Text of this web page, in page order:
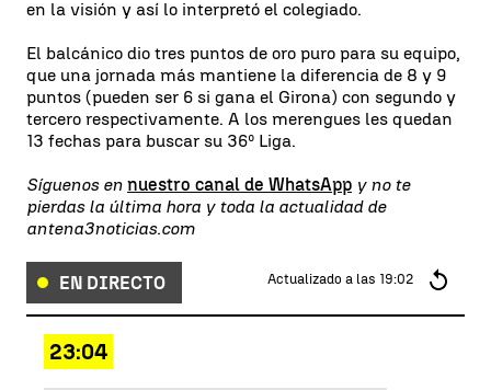
en la visión y así lo interpretó el colegiado.
El balcánico dio tres puntos de oro puro para su equipo,
que una jornada más mantiene la diferencia de 8 y 9
puntos (pueden ser 6 si gana el Girona) con segundo y
tercero respectivamente. A los merengues les quedan
13 fechas para buscar su 36º Liga.
Síguenos en nuestro canal de WhatsApp y no te
pierdas la última hora y toda la actualidad de
antena3noticias.com
EN DIRECTO Actualizado a las 19:02
23:04